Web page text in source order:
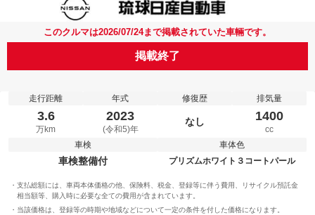
このクルマは2026/07/24まで掲載されていた車輛です。
掲載終了
走行距離
3.6
万km
年式
2023
(令和5)年
修復歴
なし
排気量
1400
cc
車検
車検整備付
車体色
プリズムホワイト３コートパール
支払総額には、車両本体価格の他、保険料、税金、登録等に伴う費用、リサイクル預託金
相当額等、購入時に必要な全ての費用が含まれています。
当該価格は、登録等の時期や地域などについて一定の条件を付した価格になります。